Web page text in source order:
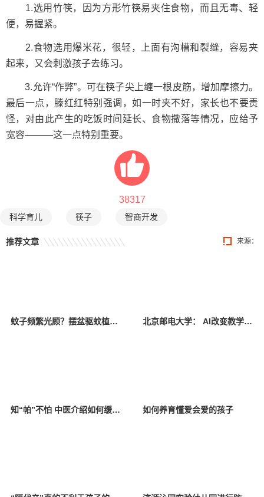
1.选用竹筷，因为方形竹筷易夹住食物，而且无毒、轻
便，易握紧。
2.食物选用爆米花，很轻，上面有沟槽和裂缝，容易夹
起来，又会刺激孩子去练习。
3.允许“作弊”。可在筷子尖上缠一根皮筋，增加摩擦力。
最后一点，滕红红特别强调，如一时夹不好，家长也不要责
怪，对由此产生的吃饭时间延长、食物撒落等情况，应给予
宽容———这一点特别重要。
38317
科学育儿 筷子 智商开发
来源：
推荐文章
蚊子频繁光顾？摆盆驱蚊植物试试 北京邮电大学： AI改变教学模式 师生共享智慧校园
知“帕”不怕 中医介绍如何缓解帕金森病症状 如何养育懂爱会爱的孩子